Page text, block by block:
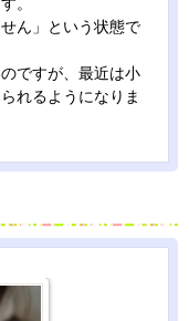
ん」という状態で
ですが、最近は小
れるようになりま